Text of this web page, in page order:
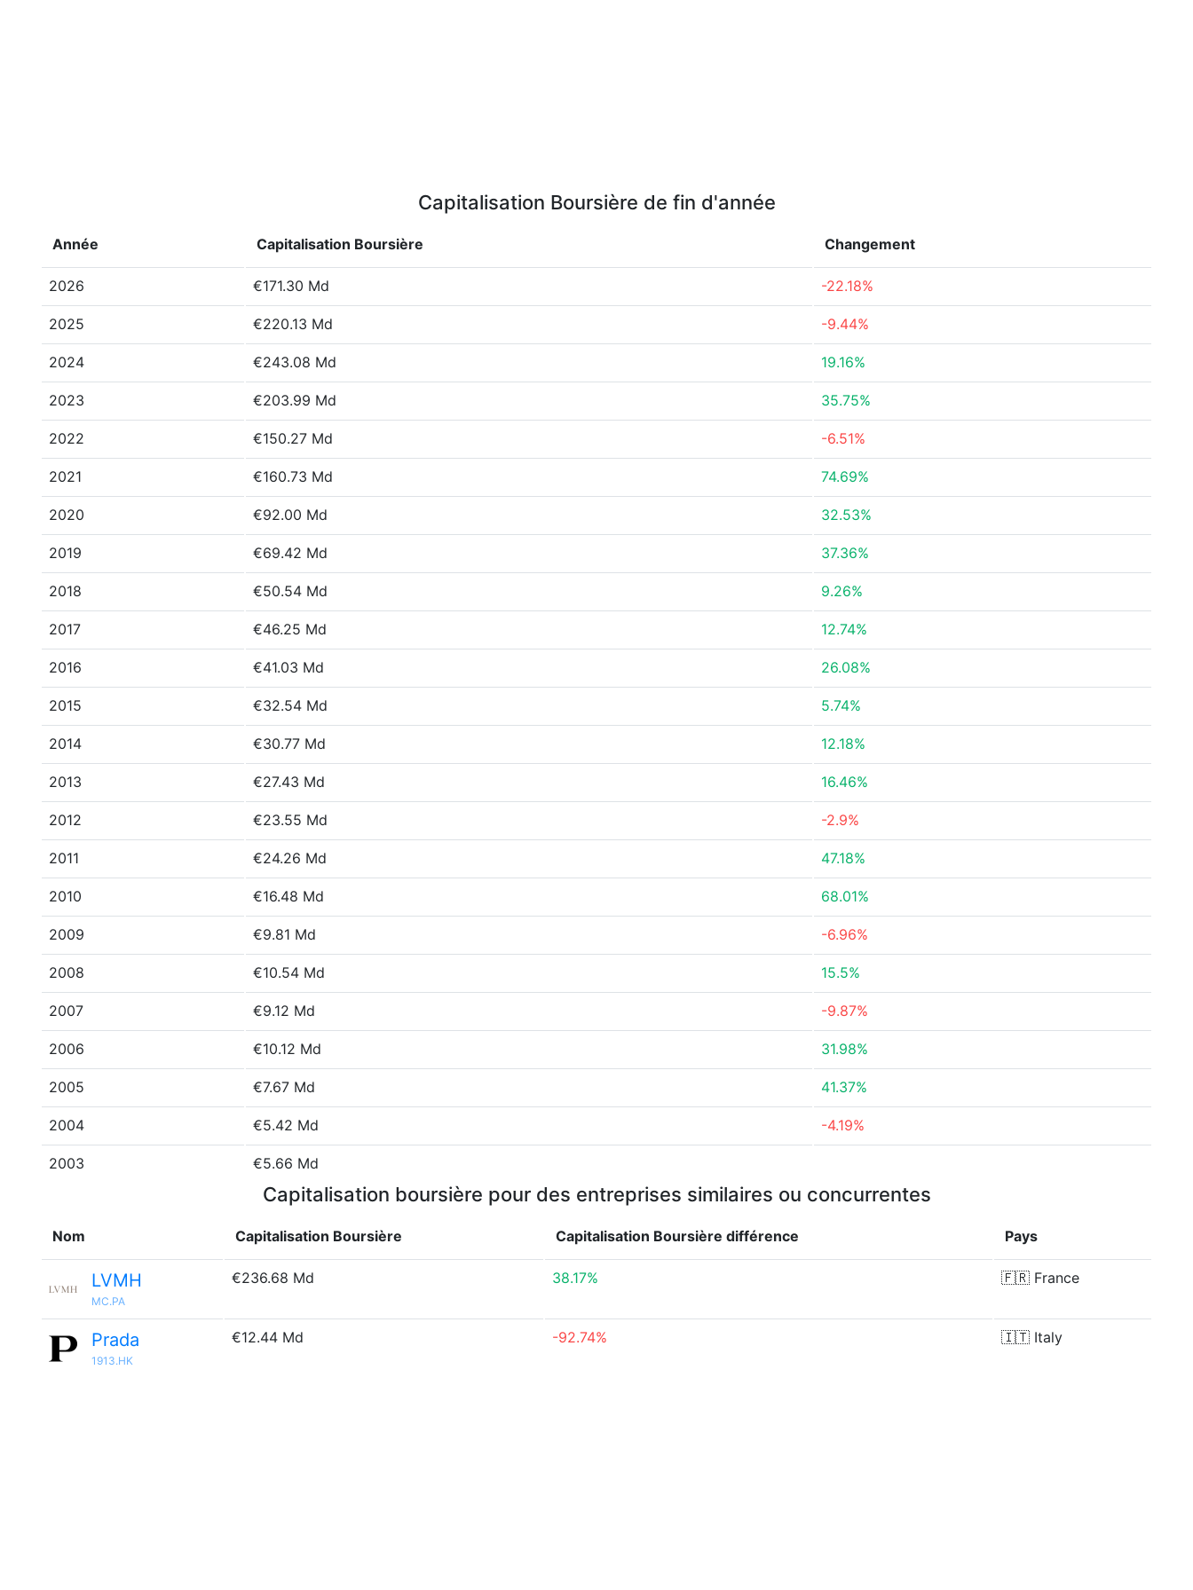
Capitalisation Boursière de fin d'année
Année Capitalisation Boursière Changement
2026 €171.30 Md -22.18%
2025 €220.13 Md -9.44%
2024 €243.08 Md 19.16%
2023 €203.99 Md 35.75%
2022 €150.27 Md -6.51%
2021 €160.73 Md 74.69%
2020 €92.00 Md 32.53%
2019 €69.42 Md 37.36%
2018 €50.54 Md 9.26%
2017 €46.25 Md 12.74%
2016 €41.03 Md 26.08%
2015 €32.54 Md 5.74%
2014 €30.77 Md 12.18%
2013 €27.43 Md 16.46%
2012 €23.55 Md -2.9%
2011 €24.26 Md 47.18%
2010 €16.48 Md 68.01%
2009 €9.81 Md -6.96%
2008 €10.54 Md 15.5%
2007 €9.12 Md -9.87%
2006 €10.12 Md 31.98%
2005 €7.67 Md 41.37%
2004 €5.42 Md -4.19%
2003 €5.66 Md
Capitalisation boursière pour des entreprises similaires ou concurrentes
Nom Capitalisation Boursière Capitalisation Boursière différence Pays
LVMH
MC.PA
€236.68 Md 38.17% 🇫🇷 France
Prada
1913.HK
€12.44 Md -92.74% 🇮🇹 Italy